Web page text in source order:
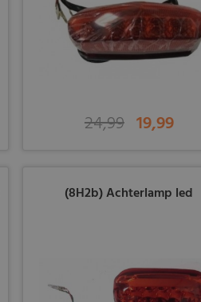
24,99 19,99
(8H2b) Achterlamp led